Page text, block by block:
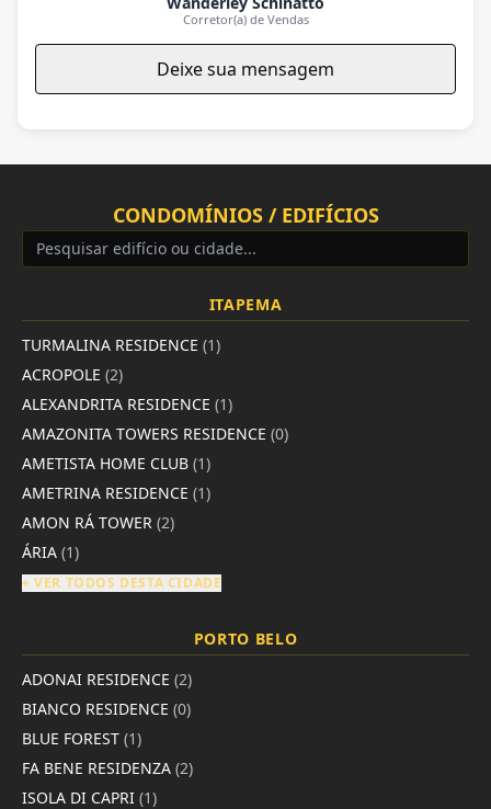
Corretor(a) de Vendas
Deixe sua mensagem
CONDOMÍNIOS / EDIFÍCIOS
ITAPEMA
TURMALINA RESIDENCE (1)
ACROPOLE (2)
ALEXANDRITA RESIDENCE (1)
AMAZONITA TOWERS RESIDENCE (0)
AMETISTA HOME CLUB (1)
AMETRINA RESIDENCE (1)
AMON RÁ TOWER (2)
ÁRIA (1)
+ VER TODOS DESTA CIDADE
PORTO BELO
ADONAI RESIDENCE (2)
BIANCO RESIDENCE (0)
BLUE FOREST (1)
FA BENE RESIDENZA (2)
ISOLA DI CAPRI (1)